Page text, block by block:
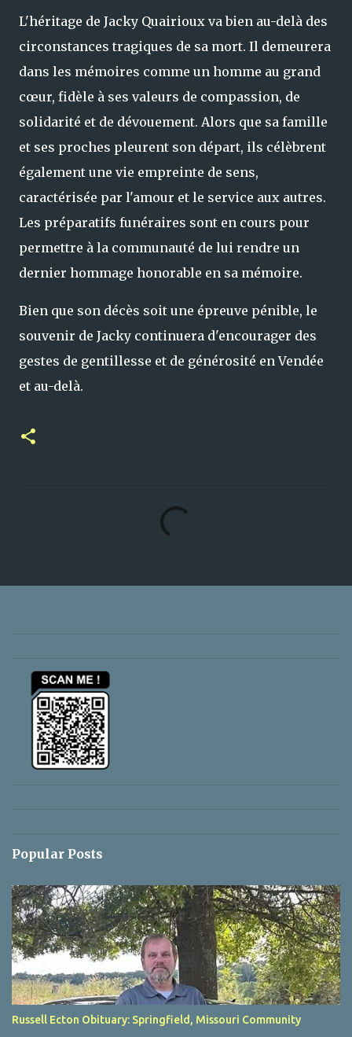
L'héritage de Jacky Quairioux va bien au-delà des
circonstances tragiques de sa mort. Il demeurera
dans les mémoires comme un homme au grand
cœur, fidèle à ses valeurs de compassion, de
solidarité et de dévouement. Alors que sa famille
et ses proches pleurent son départ, ils célèbrent
également une vie empreinte de sens,
caractérisée par l'amour et le service aux autres.
Les préparatifs funéraires sont en cours pour
permettre à la communauté de lui rendre un
dernier hommage honorable en sa mémoire.
Bien que son décès soit une épreuve pénible, le
souvenir de Jacky continuera d'encourager des
gestes de gentillesse et de générosité en Vendée
et au-delà.
Popular Posts
Russell Ecton Obituary: Springfield, Missouri Community